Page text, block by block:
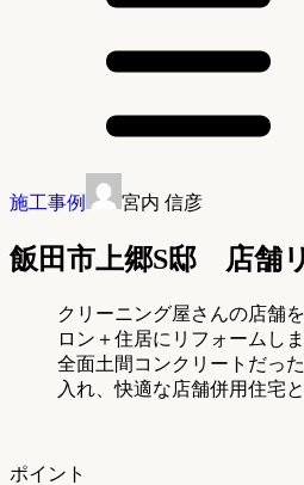
施工事例 宮内 信彦
飯田市上郷S邸 店舗
クリーニング屋さんの店舗
ロン＋住居にリフォームしま
全面土間コンクリートだっ
入れ、快適な店舗併用住宅
ポイント